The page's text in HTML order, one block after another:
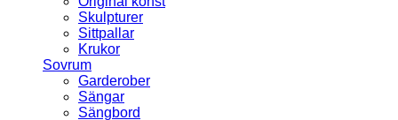
Skulpturer
Sittpallar
Krukor
Sovrum
Garderober
Sängar
Sängbord